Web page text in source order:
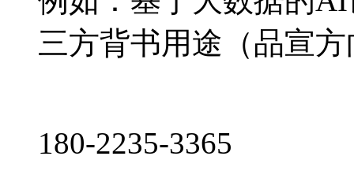
三方背书用途（品宣
180-2235-3365